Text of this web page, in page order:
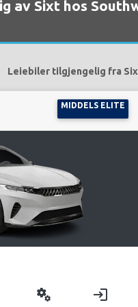
av Sixt hos
Leiebiler tilgjengelig fra
MIDDELS ELITE
miscellaneous_services login